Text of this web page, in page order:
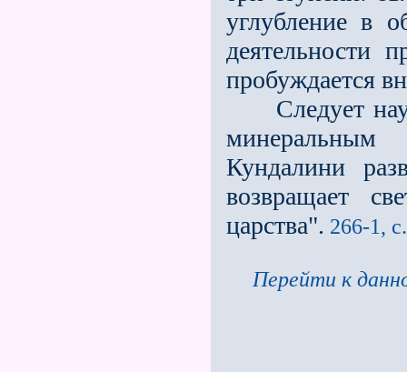
углубление в
деятельности
пробуж­дается
Следует
минеральным
Кундалини
возвращает
царства". 266-1,
Перейти к